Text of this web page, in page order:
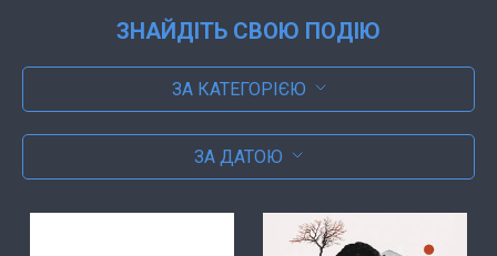
ЗНАЙДІТЬ СВОЮ ПОДІЮ
ЗА КАТЕГОРІЄЮ
ЗА ДАТОЮ